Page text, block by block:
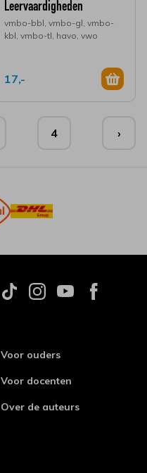
Leervaardigheden
vmbo-bbl, vmbo-gl, vmbo-
kbl, vmbo-tl, havo, vwo
17,-
4 ›
Voor ouders
Voor docenten
Over de auteurs